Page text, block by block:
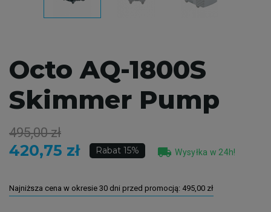
Octo AQ-1800S
Skimmer Pump
495,00 zł
420,75 zł Rabat 15% local_shipping Wysyłka w 24h!
Najniższa cena w okresie 30 dni przed promocją: 495,00 zł